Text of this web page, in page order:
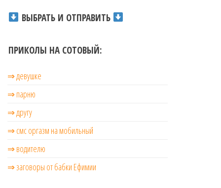
ВЫБРАТЬ И ОТПРАВИТЬ
ПРИКОЛЫ НА СОТОВЫЙ:
⇒ девушке
⇒ парню
⇒ другу
⇒ смс оргазм на мобильный
⇒ водителю
⇒ заговоры от бабки Ефимии